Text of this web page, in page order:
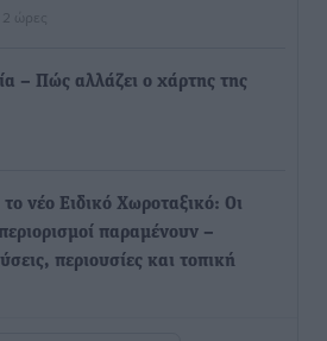
ώρες
– Πώς αλλάζει ο χάρτης της
νέο Ειδικό Χωροταξικό: Οι
περιορισμοί παραμένουν –
περιουσίες και τοπική